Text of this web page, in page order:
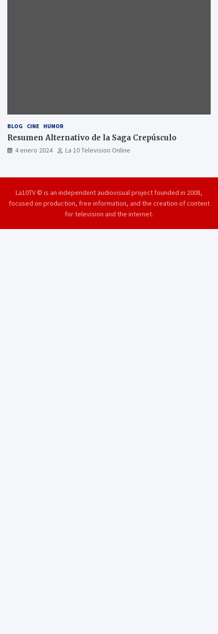
BLOG CINE HUMOR
Resumen Alternativo de la Saga Crepúsculo
4 enero 2024 La 10 Television Online
La10TV © is an independent audiovisual project founded in 2008,
focused on production, free information, and the creation of content
for television and the internet.